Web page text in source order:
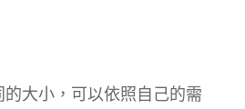
的大小，可以依照自己的需